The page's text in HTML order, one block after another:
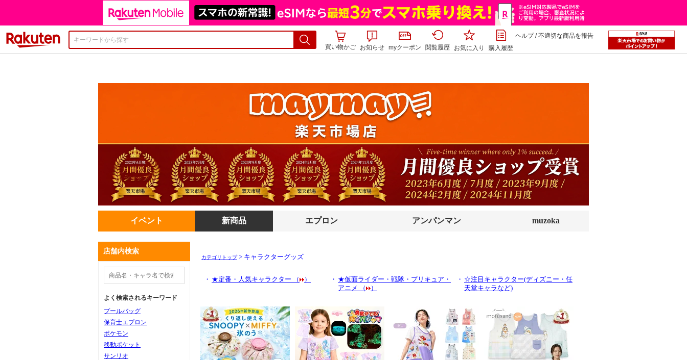
買い物かご
お知らせ myクーポン 閲覧履歴 お気に入り 購入履歴
ヘルプ/不適切な商品を報告
イベント 新商品 エプロン アンパンマン muzoka
店舗内検索
よく検索されるキーワード
プールバッグ
保育士エプロン
ポケモン
移動ポケット
サンリオ
カテゴリトップ> キャラクターグッズ
・ ★定番・人気キャラクター （ ） ・ ★仮面ライダー・戦隊・プリキュア・
アニメ （
）
・ ☆注目キャラクター(ディズニー・任
天堂キャラなど)